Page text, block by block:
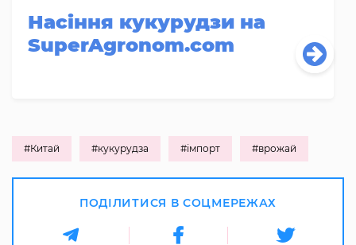
Насіння кукурудзи на
SuperAgronom.com
#Китай #кукурудза #імпорт #врожай
ПОДІЛИТИСЯ В СОЦМЕРЕЖАХ